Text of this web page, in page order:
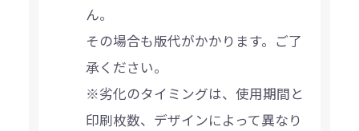
ん。
その場合も版代がかかります。ご了
承ください。
※劣化のタイミングは、使用期間と
印刷枚数、デザインによって異なり